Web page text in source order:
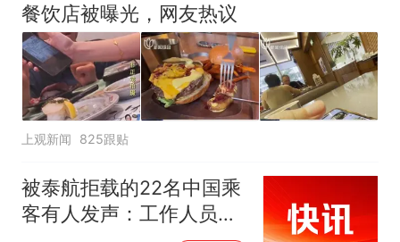
餐饮店被曝光，网友热议
上观新闻 825跟贴
被泰航拒载的22名中国乘
客有人发声：工作人员承